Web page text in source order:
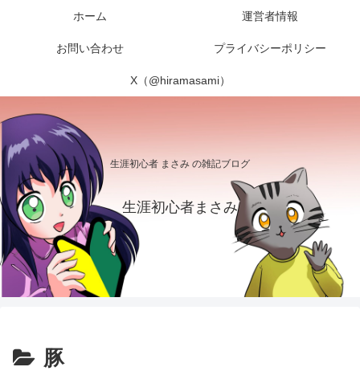
生涯初心者 まさみ の雑記ブログ
生涯初心者まさみ
ホーム 運営者情報
お問い合わせ プライバシーポリシー
X（@hiramasami）
豚